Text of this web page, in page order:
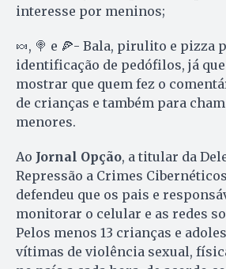
interesse por meninos;
🍬, 🍭 e 🍕- Bala, pirulito e pizza
identificação de pedófilos, já
mostrar que quem fez o
de crianças e também para
menores.
Ao Jornal Opção, a titular da
Repressão a Crimes
defendeu que os pais e
monitorar o celular e as redes
Pelos menos 13 crianças e
vítimas de violência sexual,